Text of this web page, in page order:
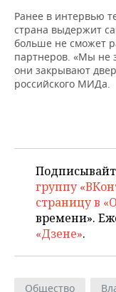
БИЗНЕС-БРАНЧИ
ONLINE-
ОТКРЫТАЯ
ФУТБОЛ
ХОККЕЙ
БАСКЕТБОЛ
КИБЕРСПОРТ
ФИГУРНОЕ
ВОДНЫЕ ВИДЫ
ХОККЕЙ С МЯЧОМ
НОВОСТИ
ВЛАСТЬ
ИНФРАСТРУКТУРА
КУЛЬТУРА
МЕДИЦИНА
ОБРАЗОВАНИЕ
ПРОИСШЕСТВИЯ
ФОТОГАЛЕРЕЯ
СЮЖЕТЫ
СПРАВОЧНИК
СПИСОК
Ранее в интервью
страна выдержит
больше не сможет
партнеров. «Мы не
они закрывают
российского МИДа.
группу
страницу в
времени».
«Дзене».
Общество